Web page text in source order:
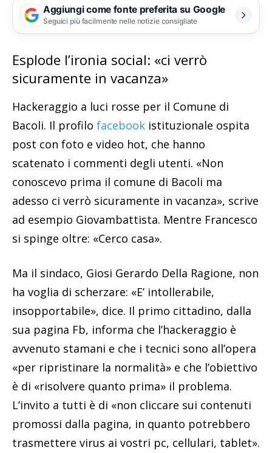
Aggiungi come fonte preferita su Google
Seguici più facilmente nelle notizie consigliate
Esplode l’ironia social: «ci verrò
sicuramente in vacanza»
Hackeraggio a luci rosse per il Comune di
Bacoli. Il profilo facebook istituzionale ospita
post con foto e video hot, che hanno
scatenato i commenti degli utenti. «Non
conoscevo prima il comune di Bacoli ma
adesso ci verrò sicuramente in vacanza», scrive
ad esempio Giovambattista. Mentre Francesco
si spinge oltre: «Cerco casa».
Ma il sindaco, Giosi Gerardo Della Ragione, non
ha voglia di scherzare: «E’ intollerabile,
insopportabile», dice. Il primo cittadino, dalla
sua pagina Fb, informa che l’hackeraggio è
avvenuto stamani e che i tecnici sono all’opera
«per ripristinare la normalità» e che l’obiettivo
è di «risolvere quanto prima» il problema.
L’invito a tutti è di «non cliccare sui contenuti
promossi dalla pagina, in quanto potrebbero
trasmettere virus ai vostri pc, cellulari, tablet».